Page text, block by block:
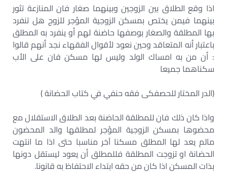
اذا وقع الطلاق بين الزوجين وبينهما صغار فان المنازعة تثور
بينهما فيمن يختص بمسكن الزوجية المؤجر للزوج هل تنفرد
بها المطلقة والصغار بوصفها حاضنة لهم أو ينفرد به المطلق
باعتبار أنه المتعاقد وحين نعود لأقوال الفقهاء نجد أنهم قالوا
: أن من به امساك الولد وليس لها مسکن فان على الأب
سكناهما جميعا
(الدر المختار للحصفکی فقه حنفي في كتاب الحضانة )
واذا كان ذلك فان للمطلقة الحاضنة بعد الطلاق الاستقلال مع
محضوها بمسكن الزوجية المؤجر لمطلقها والد المحضون
مالم يعد لها المطلق مسكنا آخر مناسبا حتى اذا ما انتهت
الحضانة او تزوجت المطلقة فللمطلق أن يعود ليستقل دونها
بذات المسكن اذا كان من حقه ابتداء الاحتفاظ به قانونا.